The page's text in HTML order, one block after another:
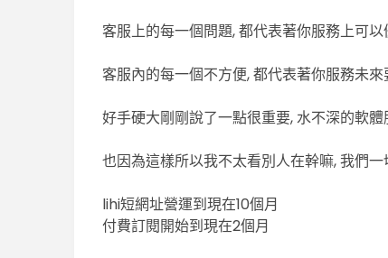
客服上的每一個問題, 都代表著你服務上可
客服內的每一個不方便, 都代表著你服務未
好手硬大剛剛說了一點很重要, 水不深的軟
也因為這樣所以我不太看別人在幹嘛, 我們
lihi短網址營運到現在10個月
付費訂閱開始到現在2個月